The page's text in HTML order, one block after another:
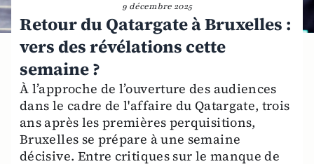
9 décembre 2025
Retour du Qatargate à Bruxelles :
vers des révélations cette
semaine ?
À l’approche de l’ouverture des audiences
dans le cadre de l'affaire du Qatargate, trois
ans après les premières perquisitions,
Bruxelles se prépare à une semaine
décisive. Entre critiques sur le manque de